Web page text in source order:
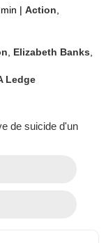
| Action
Elizabeth Banks
Ledge
de suicide d'un